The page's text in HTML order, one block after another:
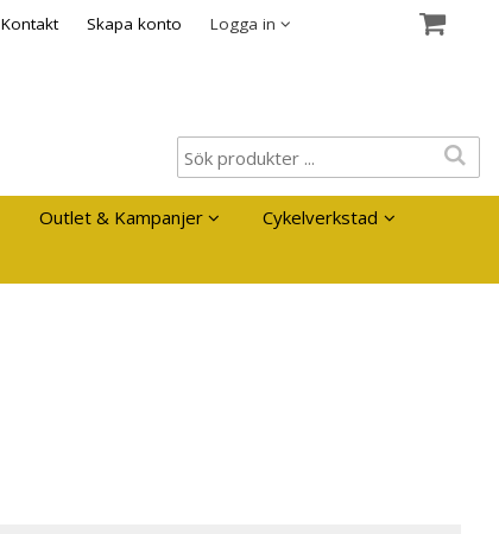
Kontakt Skapa konto Logga in
Outlet & Kampanjer
Cykelverkstad